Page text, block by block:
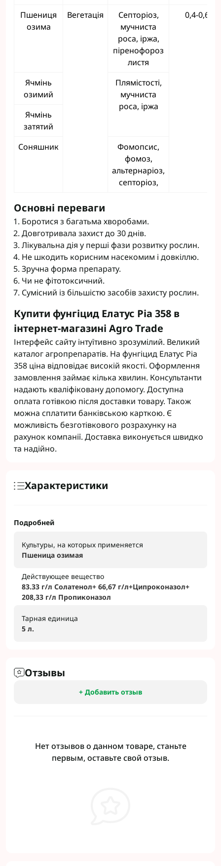
Пшениця
озима
Вегетація
Септоріоз,
мучниста
роса, іржа,
піренофороз
листя
0,4-0,6
Ячмінь
озимий
Плямістості,
мучниста
роса, іржа
Ячмінь
затятий
Соняшник
Фомопсис,
фомоз,
альтернаріоз,
септоріоз,
Основні переваги
Боротися з багатьма хворобами.
Довготривала захист до 30 днів.
Лікувальна дія у перші фази розвитку рослин.
Не шкодить корисним насекомим і довкіллю.
Зручна форма препарату.
Чи не фітотоксичний.
Сумісний із більшістю засобів захисту рослин.
Купити фунгіцид Елатус Ріа 358 в
інтернет-магазині Agro Trade
Інтерфейс сайту інтуїтивно зрозумілий. Великий
каталог агропрепаратів. На фунгіцид Елатус Ріа
358 ціна відповідає високій якості. Оформлення
замовлення займає кілька хвилин. Консультанти
надають кваліфіковану допомогу. Доступна
оплата готівкою після доставки товару. Також
можна сплатити банківською карткою. Є
можливість безготівкового розрахунку на
рахунок компанії. Доставка виконується швидко
та надійно.
Характеристики
Подробней
Культуры, на которых применяется
Пшеница озимая
Действующее вещество
83.33 г/л Солатенол+ 66,67 г/л+Ципроконазол+
208,33 г/л Пропиконазол
Тарная единица
5 л.
Отзывы
+ Добавить отзыв
Нет отзывов о данном товаре, станьте
первым, оставьте свой отзыв.